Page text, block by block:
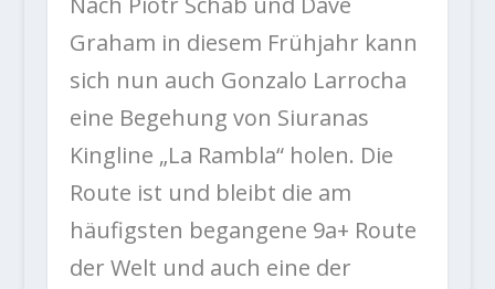
Graham in diesem Frühjahr kann
sich nun auch Gonzalo Larrocha
eine Begehung von Siuranas
Kingline „La Rambla“ holen. Die
Route ist und bleibt die am
häufigsten begangene 9a+ Route
der Welt und auch eine der